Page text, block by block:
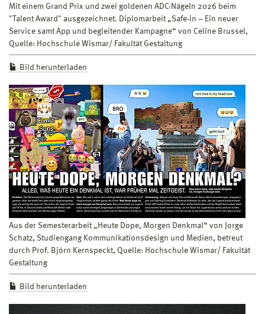
Mit einem Grand Prix und zwei goldenen ADC-Nägeln 2026 beim
"Talent Award" ausgezeichnet. Diplomarbeit „Safe-in – Ein neuer
Service samt App und begleitender Kampagne“ von Celine Brussel,
Quelle: Hochschule Wismar/ Fakultät Gestaltung
Bild herunterladen
Aus der Semesterarbeit „Heute Dope, Morgen Denkmal“ von Jorge
Schatz, Studiengang Kommunikationsdesign und Medien, betreut
durch Prof. Björn Kernspeckt, Quelle: Hochschule Wismar/ Fakultät
Gestaltung
Bild herunterladen